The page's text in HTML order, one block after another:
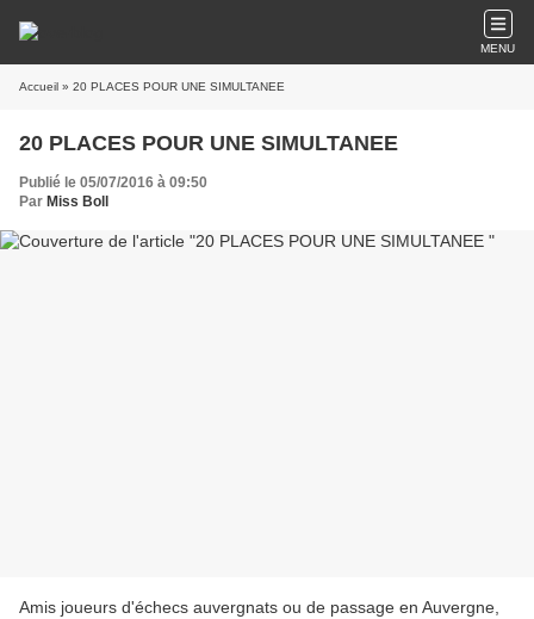
MENU
Accueil » 20 PLACES POUR UNE SIMULTANEE
20 PLACES POUR UNE SIMULTANEE
Publié le 05/07/2016 à 09:50
Par Miss Boll
Amis joueurs d'échecs auvergnats ou de passage en Auvergne,